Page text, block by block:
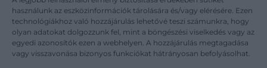
használunk az eszközinformációk tárolására és/vagy elérésére. Ezen
technológiákhoz való hozzájárulás lehetővé teszi számunkra, hogy
olyan adatokat dolgozzunk fel, mint a böngészési viselkedés vagy az
egyedi azonosítók ezen a webhelyen. A hozzájárulás megtagadása
vagy visszavonása bizonyos funkciókat hátrányosan befolyásolhat.
egyik alapítója.
Aranyozott kiadói
egészvászon kötésben,
színes, illusztrált,
enyhén kopott kiadói
Zenekar egyik alapítója.
Aranyozott kiadói
egészvászon kötésben,
színes, illusztrált, enyhén
Karrier
Kapcsolat
Adatvédelem
Impresszum
Kövesse a műtárgy.com-ot